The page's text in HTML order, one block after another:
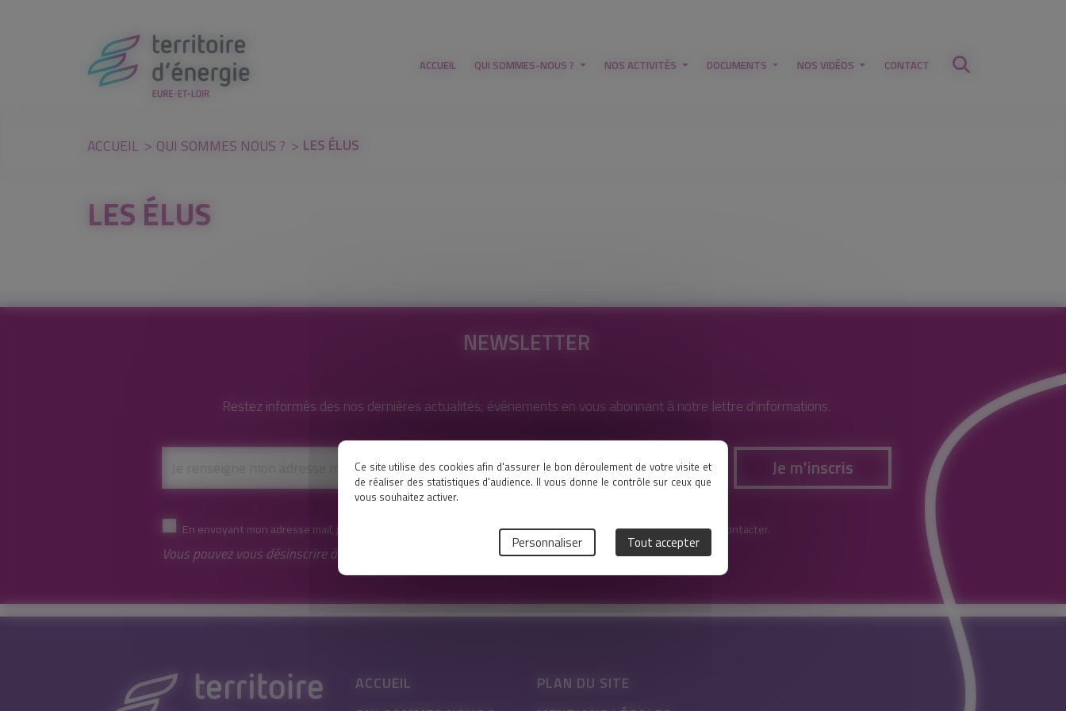
Ce site utilise des cookies afin d'assurer le bon déroulement de votre visite et
de réaliser des statistiques d'audience. Il vous donne le contrôle sur ceux que
vous souhaitez activer.
Tout accepter
Personnaliser
ACCUEIL QUI SOMMES-NOUS ? NOS ACTIVITÉS DOCUMENTS NOS VIDÉOS CONTACT
ACCUEIL QUI SOMMES NOUS ? LES ÉLUS
LES ÉLUS
NEWSLETTER
Restez informés des nos dernières actualités, événements en vous abonnant à notre lettre d'informations.
Je m'inscris
En envoyant mon adresse mail, j'accepte que les informations saisies soient utilisées pour permettre de me recontacter.
Vous pouvez vous désinscrire à tout moment en cliquant sur le lien présent dans nos emails.
ACCUEIL
PLAN DU SITE